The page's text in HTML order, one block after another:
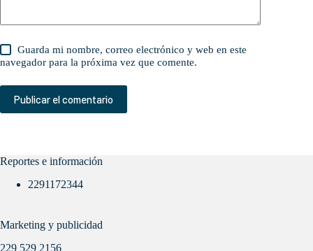
Guarda mi nombre, correo electrónico y web en este
navegador para la próxima vez que comente.
Publicar el comentario
Reportes e información
2291172344
Marketing y publicidad
229 529 2156